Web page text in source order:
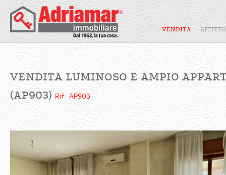
VENDITA AFFITTO
VENDITA LUMINOSO E AMPIO
(AP903) Rif: AP903